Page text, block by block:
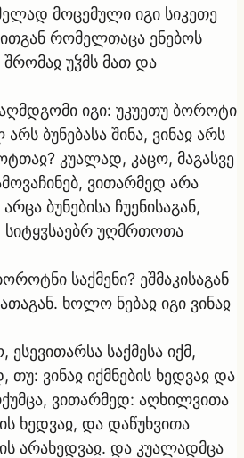
მოცემული იგი სიკეთე
რომელთაცა ენებოს
უჴმს მათ და
იგი: უკუეთუ ბოროტი
ბუნებასა შინა, ვინაჲ არს
კუალად, კაცო, მაგასვე
ვითარმედ არა
ბუნებისა ჩუენისაგან,
უღმრთოთა
საქმენი? ეშმაკისაგან
ხოლო ნებაჲ იგი ვინაჲ
ესევითარსა საქმესა იქმ,
თუ: ვინაჲ იქმნების ხედვაჲ და
ვითარმედ: აღხილვითა
ხედვაჲ, და დაწუხვითა
არახედვაჲ. და კუალადმცა